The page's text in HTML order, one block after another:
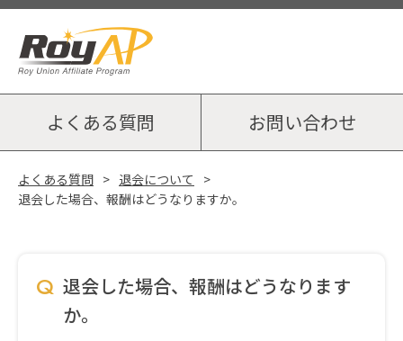
よくある質問 お問い合わせ
よくある質問
退会について
退会した場合、報酬はどうなりますか。
Q 退会した場合、報酬はどうなります
か。